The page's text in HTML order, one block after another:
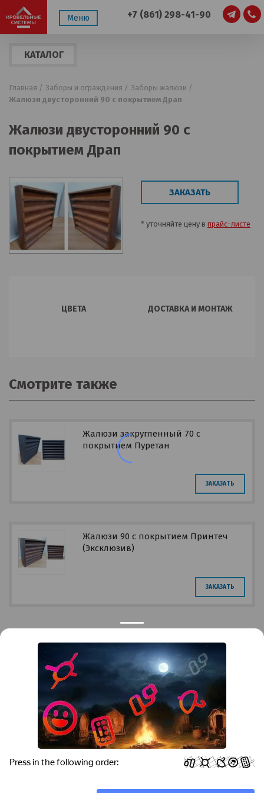
Меню +7 (861) 298-41-90
КАТАЛОГ
Главная / Заборы и ограждения / Заборы жалюзи /
Жалюзи двусторонний 90 с покрытием Драп
Жалюзи двусторонний 90 с
покрытием Драп
ЗАКАЗАТЬ
* уточняйте цену в прайс-листе
ЦВЕТА ДОСТАВКА И МОНТАЖ
Смотрите также
Жалюзи закругленный 70 с
покрытием Пуретан
ЗАКАЗАТЬ
Жалюзи 90 с покрытием Принтеч
(Эксклюзив)
ЗАКАЗАТЬ
Контакты
Краснодар Тимашевск Темрюк
+7 (861) 298-41-90 +7 (861) 298-41-90
Российская, дом 269/10А
krov@krovsystem.com ЗАКАЗАТЬ ЗВОНОК